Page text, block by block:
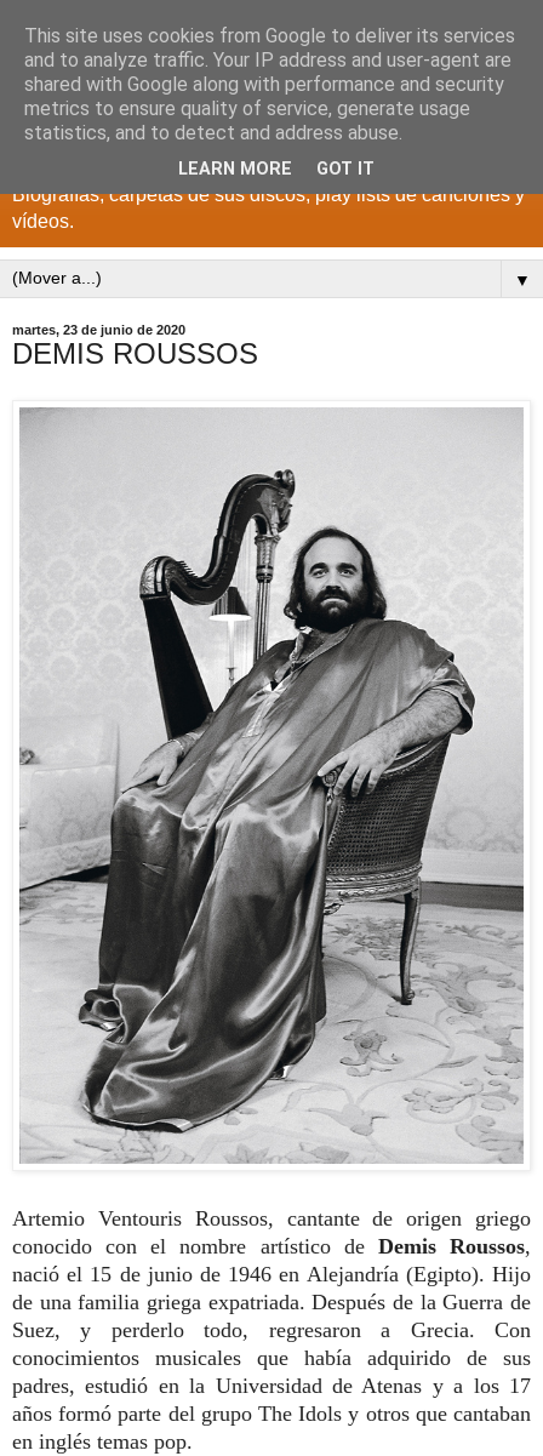
DISCOS PARA EL
RECUERDO
CANTANTES Y GRUPOS DE LOS AÑOS 1950 a 2022.
Biografías, carpetas de sus discos, play lists de canciones y
vídeos.
▼
martes, 23 de junio de 2020
DEMIS ROUSSOS
Artemio Ventouris Roussos, cantante de origen griego
conocido con el nombre artístico de Demis Roussos,
nació el 15 de junio de 1946 en Alejandría (Egipto). Hijo
de una familia griega expatriada. Después de la Guerra de
Suez, y perderlo todo, regresaron a Grecia. Con
conocimientos musicales que había adquirido de sus
padres, estudió en la Universidad de Atenas y a los 17
años formó parte del grupo The Idols y otros que cantaban
en inglés temas pop.
This site uses cookies from Google to deliver its services
and to analyze traffic. Your IP address and user-agent are
shared with Google along with performance and security
metrics to ensure quality of service, generate usage
statistics, and to detect and address abuse.
LEARN MORE GOT IT